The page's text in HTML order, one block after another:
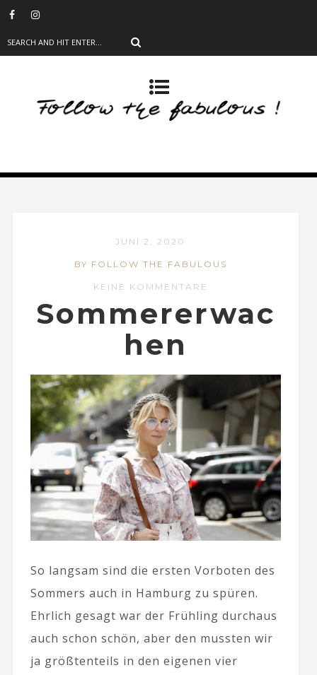
JUNI 2, 2020
BY FOLLOW THE FABULOUS
KEINE KOMMENTARE
Sommererwac
hen
So langsam sind die ersten Vorboten des
Sommers auch in Hamburg zu spüren.
Ehrlich gesagt war der Frühling durchaus
auch schon schön, aber den mussten wir
ja größtenteils in den eigenen vier